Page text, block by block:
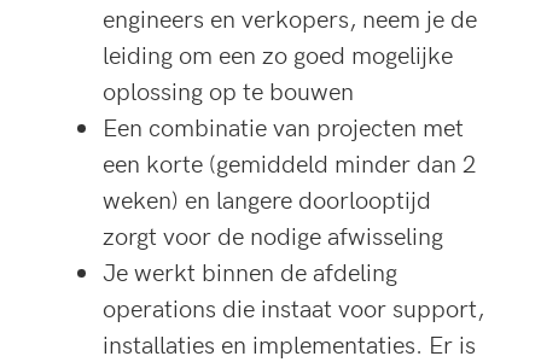
engineers en verkopers, neem je de
leiding om een zo goed mogelijke
oplossing op te bouwen
Een combinatie van projecten met
een korte (gemiddeld minder dan 2
weken) en langere doorlooptijd
zorgt voor de nodige afwisseling
Je werkt binnen de afdeling
operations die instaat voor support,
installaties en implementaties. Er is